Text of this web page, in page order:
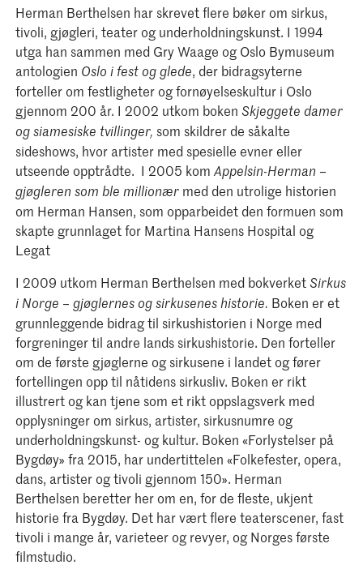
Herman Berthelsen har skrevet flere bøker om sirkus,
tivoli, gjøgleri, teater og underholdningskunst. I 1994
utga han sammen med Gry Waage og Oslo Bymuseum
antologien Oslo i fest og glede, der bidragsyterne
forteller om festligheter og fornøyelseskultur i Oslo
gjennom 200 år. I 2002 utkom boken Skjeggete damer
og siamesiske tvillinger, som skildrer de såkalte
sideshows, hvor artister med spesielle evner eller
utseende opptrådte. I 2005 kom Appelsin-Herman –
gjøgleren som ble millionærmed den utrolige historien
om Herman Hansen, som opparbeidet den formuen som
skapte grunnlaget for Martina Hansens Hospital og
Legat
I 2009 utkom Herman Berthelsen med bokverketSirkus
i Norge – gjøglernes og sirkusenes historie. Boken er et
grunnleggende bidrag til sirkushistorien i Norge med
forgreninger til andre lands sirkushistorie. Den forteller
om de første gjøglerne og sirkusene i landet og fører
fortellingen opp til nåtidens sirkusliv. Boken er rikt
illustrert og kan tjene som et rikt oppslagsverk med
opplysninger om sirkus, artister, sirkusnumre og
underholdningskunst- og kultur. Boken «Forlystelser på
Bygdøy» fra 2015, har undertittelen «Folkefester, opera,
dans, artister og tivoli gjennom 150». Herman
Berthelsen beretter her om en, for de fleste, ukjent
historie fra Bygdøy. Det har vært flere teaterscener, fast
tivoli i mange år, varieteer og revyer, og Norges første
filmstudio.